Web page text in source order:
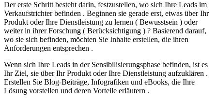
Der erste Schritt besteht darin, festzustellen, wo sich Ihre Leads im
Verkaufstrichter befinden . Beginnen sie gerade erst, etwas über Ihr
Produkt oder Ihre Dienstleistung zu lernen ( Bewusstsein ) oder
weiter in ihrer Forschung ( Berücksichtigung ) ? Basierend darauf,
wo sie sich befinden, möchten Sie Inhalte erstellen, die ihren
Anforderungen entsprechen .
Wenn sich Ihre Leads in der Sensibilisierungsphase befinden, ist es
Ihr Ziel, sie über Ihr Produkt oder Ihre Dienstleistung aufzuklären .
Erstellen Sie Blog-Beiträge, Infografiken und eBooks, die Ihre
Lösung vorstellen und deren Vorteile erläutern .